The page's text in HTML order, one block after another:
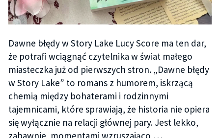
Dawne błędy w Story Lake Lucy Score ma ten dar,
że potrafi wciągnąć czytelnika w świat małego
miasteczka już od pierwszych stron. „Dawne błędy
w Story Lake” to romans z humorem, iskrzącą
chemią między bohaterami i rodzinnymi
tajemnicami, które sprawiają, że historia nie opiera
się wyłącznie na relacji głównej pary. Jest lekko,
zabawnie, momentami wzruszająco,…